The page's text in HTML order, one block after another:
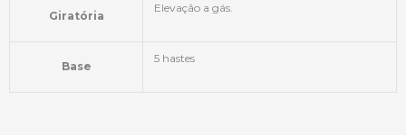
Giratória
Elevação a gás.
Base
5 hastes